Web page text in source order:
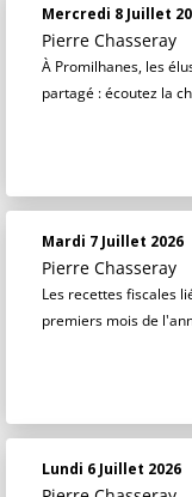
Mercredi 8 Juillet
Pierre Chasseray
À Promilhanes, les
partagé : écoutez la
Mardi 7 Juillet 2026
Pierre Chasseray
Les recettes fiscales
premiers mois de
Lundi 6 Juillet 2026